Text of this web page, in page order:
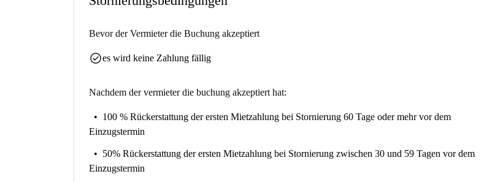
Viertel mit allem, was Ihnen zur Verfügung steht.
Bevor der Vermieter die Buchung akzeptiert
check_circlees wird keine Zahlung fällig
Nachdem der vermieter die buchung akzeptiert hat:
100 % Rückerstattung der ersten Mietzahlung bei Stornierung 60 Tage oder mehr vor dem
Einzugstermin
50% Rückerstattung der ersten Mietzahlung bei Stornierung zwischen 30 und 59 Tagen vor dem
Einzugstermin